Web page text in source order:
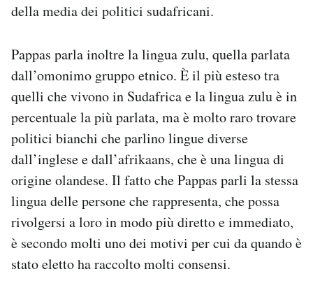
della media dei politici sudafricani.
Pappas parla inoltre la lingua zulu, quella parlata
dall’omonimo gruppo etnico. È il più esteso tra
quelli che vivono in Sudafrica e la lingua zulu è in
percentuale la più parlata, ma è molto raro trovare
politici bianchi che parlino lingue diverse
dall’inglese e dall’afrikaans, che è una lingua di
origine olandese. Il fatto che Pappas parli la stessa
lingua delle persone che rappresenta, che possa
rivolgersi a loro in modo più diretto e immediato,
è secondo molti uno dei motivi per cui da quando è
stato eletto ha raccolto molti consensi.